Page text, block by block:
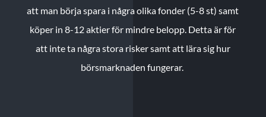
att man börja spara i några olika fonder (5-8 st) samt
köper in 8-12 aktier för mindre belopp. Detta är för
att inte ta några stora risker samt att lära sig hur
börsmarknaden fungerar.